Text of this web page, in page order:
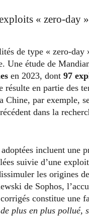
« zero-day
de type « zero-day
Une étude de
en 2023, dont 97
résulte en partie des
Chine, par exemple,
dans la
incluent une
suivie d’une
les origines
de Sophos,
constitue une
plus en plus pollué,